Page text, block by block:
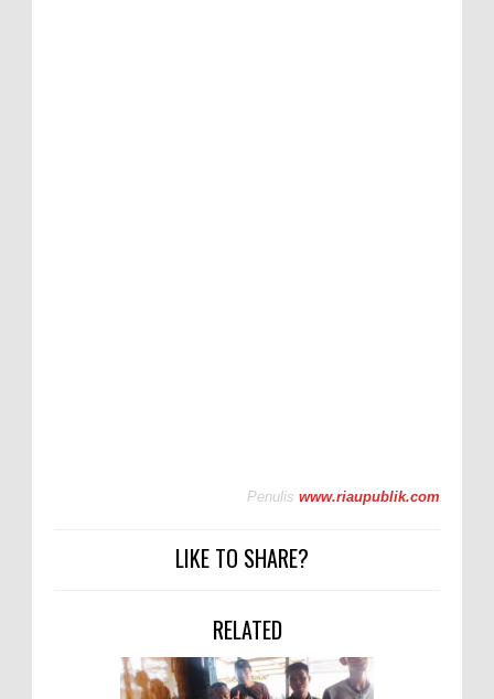
Penulis www.riaupublik.com
LIKE TO SHARE?
RELATED